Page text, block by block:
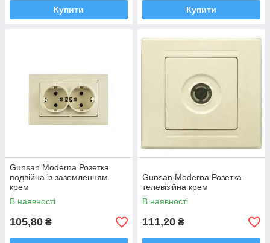
Купити Купити
Gunsan Moderna Розетка
подвійна із заземленням
крем
В наявності
105,80 ₴
Gunsan Moderna Розетка
телевізійна крем
В наявності
111,20 ₴